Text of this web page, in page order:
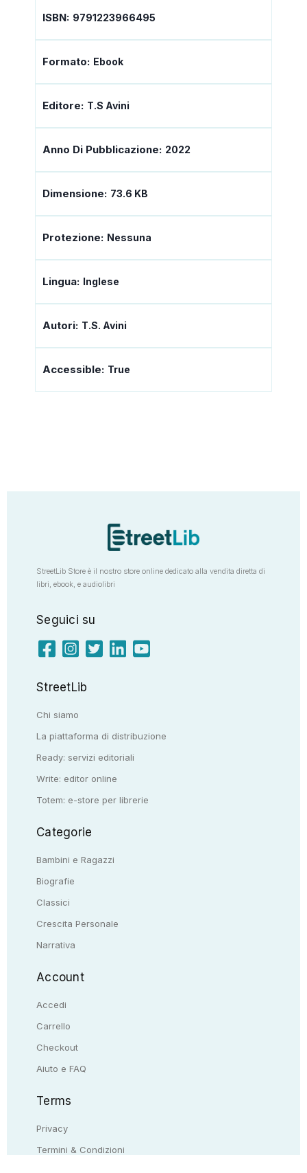
ISBN: 9791223966495
Formato: Ebook
Editore: T.S Avini
Anno Di Pubblicazione: 2022
Dimensione: 73.6 KB
Protezione: Nessuna
Lingua: Inglese
Autori: T.S. Avini
Accessible: True
StreetLib Store è il nostro store online dedicato alla vendita diretta di
libri, ebook, e audiolibri
Seguici su
StreetLib
Chi siamo
La piattaforma di distribuzione
Ready: servizi editoriali
Write: editor online
Totem: e-store per librerie
Categorie
Bambini e Ragazzi
Biografie
Classici
Crescita Personale
Narrativa
Account
Accedi
Carrello
Checkout
Aiuto e FAQ
Terms
Privacy
Termini & Condizioni